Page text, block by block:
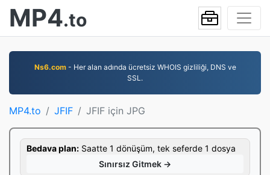
MP4.to
Ns6.com- Her alan adında ücretsiz WHOIS gizliliği, DNS ve
SSL.
MP4.to JFIF JFIF için JPG
Bedava plan: Saatte 1 dönüşüm, tek seferde 1 dosya
Sınırsız Gitmek →